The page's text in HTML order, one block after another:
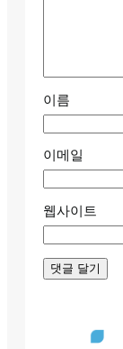
이름
이메일
웹사이트